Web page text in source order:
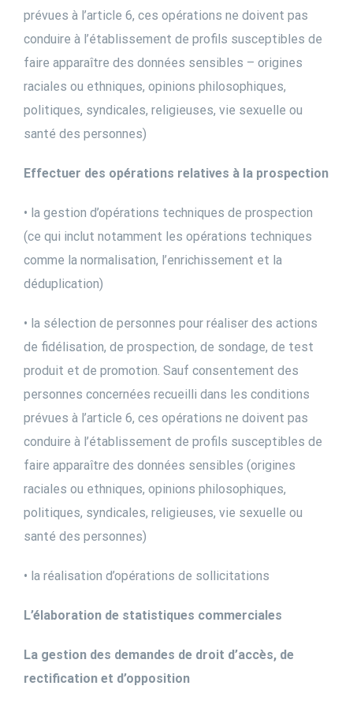
prévues à l’article 6, ces opérations ne doivent pas
conduire à l’établissement de profils susceptibles de
faire apparaître des données sensibles – origines
raciales ou ethniques, opinions philosophiques,
politiques, syndicales, religieuses, vie sexuelle ou
santé des personnes)
Effectuer des opérations relatives à la prospection
• la gestion d’opérations techniques de prospection
(ce qui inclut notamment les opérations techniques
comme la normalisation, l’enrichissement et la
déduplication)
• la sélection de personnes pour réaliser des actions
de fidélisation, de prospection, de sondage, de test
produit et de promotion. Sauf consentement des
personnes concernées recueilli dans les conditions
prévues à l’article 6, ces opérations ne doivent pas
conduire à l’établissement de profils susceptibles de
faire apparaître des données sensibles (origines
raciales ou ethniques, opinions philosophiques,
politiques, syndicales, religieuses, vie sexuelle ou
santé des personnes)
• la réalisation d’opérations de sollicitations
L’élaboration de statistiques commerciales
La gestion des demandes de droit d’accès, de
rectification et d’opposition